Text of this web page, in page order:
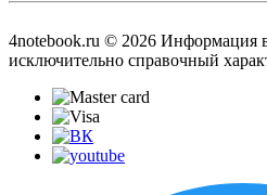
4notebook.ru © 2026 Информация
исключительно справочный